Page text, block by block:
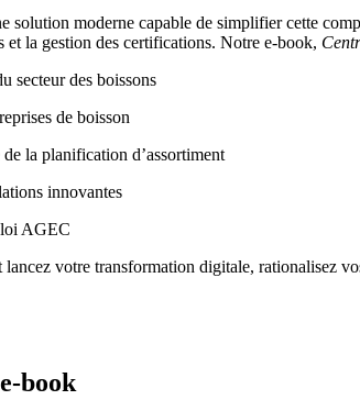
solution moderne capable de simplifier cette
et la gestion des certifications. Notre e-book,
secteur des boissons
de boisson
la planification d’assortiment
innovantes
AGEC
lancez votre transformation digitale, rationalisez
book